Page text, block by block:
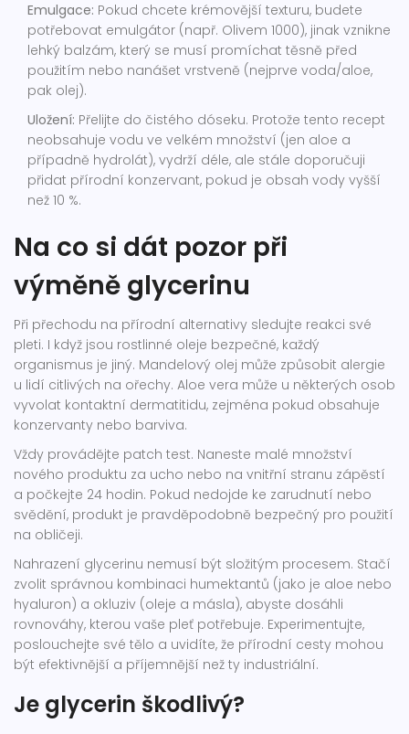
Emulgace: Pokud chcete krémovější texturu, budete
potřebovat emulgátor (např. Olivem 1000), jinak vznikne
lehký balzám, který se musí promíchat těsně před
použitím nebo nanášet vrstveně (nejprve voda/aloe,
pak olej).
Uložení: Přelijte do čistého dóseku. Protože tento recept
neobsahuje vodu ve velkém množství (jen aloe a
případně hydrolát), vydrží déle, ale stále doporučuji
přidat přírodní konzervant, pokud je obsah vody vyšší
než 10 %.
Na co si dát pozor při
výměně glycerinu
Při přechodu na přírodní alternativy sledujte reakci své
pleti. I když jsou rostlinné oleje bezpečné, každý
organismus je jiný. Mandelový olej může způsobit alergie
u lidí citlivých na ořechy. Aloe vera může u některých osob
vyvolat kontaktní dermatitidu, zejména pokud obsahuje
konzervanty nebo barviva.
Vždy provádějte patch test. Naneste malé množství
nového produktu za ucho nebo na vnitřní stranu zápěstí
a počkejte 24 hodin. Pokud nedojde ke zarudnutí nebo
svědění, produkt je pravděpodobně bezpečný pro použití
na obličeji.
Nahrazení glycerinu nemusí být složitým procesem. Stačí
zvolit správnou kombinaci humektantů (jako je aloe nebo
hyaluron) a okluziv (oleje a másla), abyste dosáhli
rovnováhy, kterou vaše pleť potřebuje. Experimentujte,
poslouchejte své tělo a uvidíte, že přírodní cesty mohou
být efektivnější a příjemnější než ty industriální.
Je glycerin škodlivý?